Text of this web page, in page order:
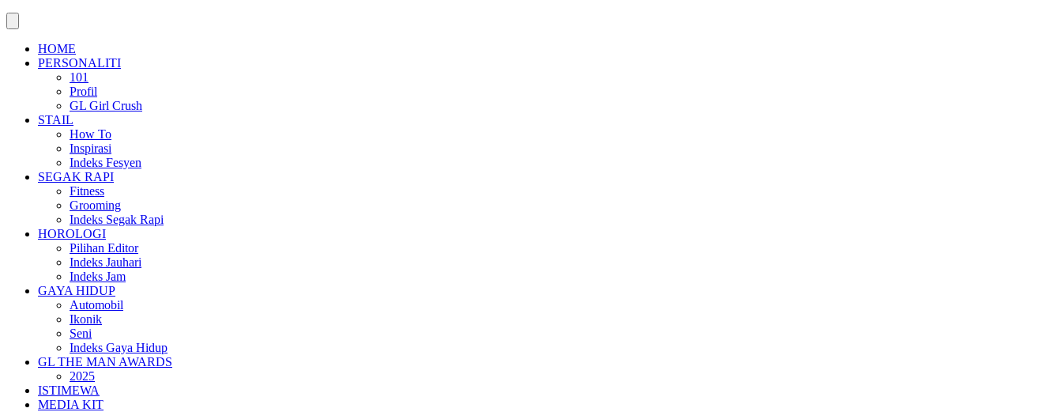
HOME
PERSONALITI
101
Profil
GL Girl Crush
STAIL
How To
Inspirasi
Indeks Fesyen
SEGAK RAPI
Fitness
Grooming
Indeks Segak Rapi
HOROLOGI
Pilihan Editor
Indeks Jauhari
Indeks Jam
GAYA HIDUP
Automobil
Ikonik
Seni
Indeks Gaya Hidup
GL THE MAN AWARDS
2025
ISTIMEWA
MEDIA KIT